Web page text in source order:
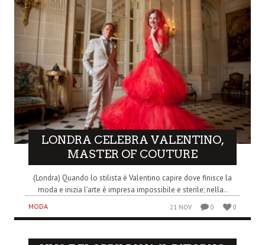
LONDRA CELEBRA VALENTINO,
MASTER OF COUTURE
(Londra) Quando lo stilista è Valentino capire dove finisce la
moda e inizia l’arte è impresa impossibile e sterile; nella..
MODA 21 NOV 0 0